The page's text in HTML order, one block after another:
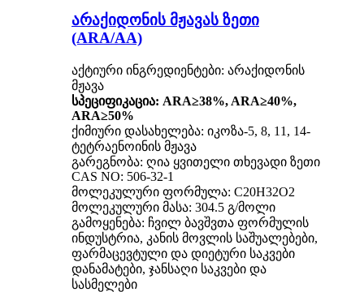
არაქიდონის მჟავას ზეთი
(ARA/AA)
აქტიური ინგრედიენტები: არაქიდონის
მჟავა
სპეციფიკაცია: ARA≥38%, ARA≥40%,
ARA≥50%
ქიმიური დასახელება: იკოზა-5, 8, 11, 14-
ტეტრაენოინის მჟავა
გარეგნობა: ღია ყვითელი თხევადი ზეთი
CAS NO: 506-32-1
მოლეკულური ფორმულა: C20H32O2
მოლეკულური მასა: 304.5 გ/მოლი
გამოყენება: ჩვილ ბავშვთა ფორმულის
ინდუსტრია, კანის მოვლის საშუალებები,
ფარმაცევტული და დიეტური საკვები
დანამატები, ჯანსაღი საკვები და
სასმელები